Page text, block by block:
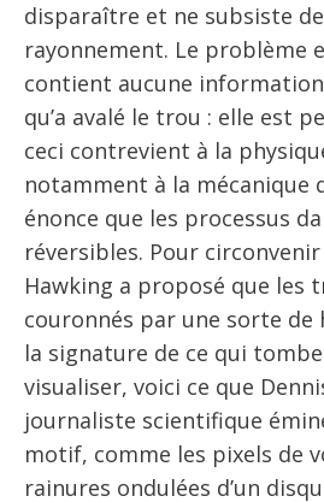
disparaître et ne subsiste
rayonnement. Le problème
contient aucune
qu’a avalé le trou : elle est
ceci contrevient à la
notamment à la mécanique
énonce que les processus
réversibles. Pour
Hawking a proposé que les
couronnés par une sorte de
la signature de ce qui
visualiser, voici ce que
journaliste scientifique
motif, comme les pixels de
rainures ondulées d’un